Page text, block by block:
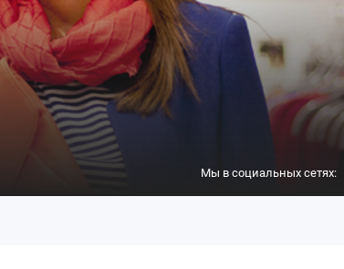
Мы в социальных сетях: